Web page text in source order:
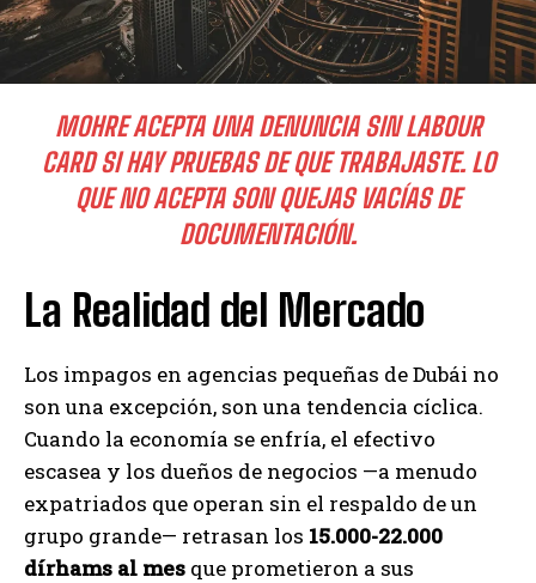
MOHRE ACEPTA UNA DENUNCIA SIN LABOUR
CARD SI HAY PRUEBAS DE QUE TRABAJASTE. LO
QUE NO ACEPTA SON QUEJAS VACÍAS DE
DOCUMENTACIÓN.
La Realidad del Mercado
Los impagos en agencias pequeñas de Dubái no
son una excepción, son una tendencia cíclica.
Cuando la economía se enfría, el efectivo
escasea y los dueños de negocios —a menudo
expatriados que operan sin el respaldo de un
grupo grande— retrasan los 15.000-22.000
dírhams al mes que prometieron a sus